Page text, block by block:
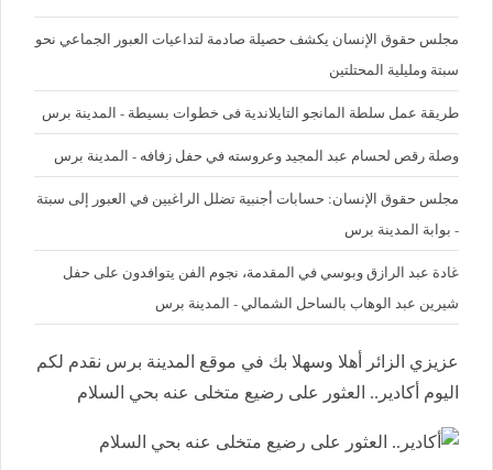
مجلس حقوق الإنسان يكشف حصيلة صادمة لتداعيات العبور الجماعي نحو
سبتة ومليلية المحتلتين
طريقة عمل سلطة المانجو التايلاندية فى خطوات بسيطة - المدينة برس
وصلة رقص لحسام عبد المجيد وعروسته في حفل زفافه - المدينة برس
مجلس حقوق الإنسان: حسابات أجنبية تضلل الراغبين في العبور إلى سبتة
- بوابة المدينة برس
غادة عبد الرازق وبوسي في المقدمة، نجوم الفن يتوافدون على حفل
شيرين عبد الوهاب بالساحل الشمالي - المدينة برس
عزيزي الزائر أهلا وسهلا بك في موقع المدينة برس نقدم لكم
اليوم أكادير.. العثور على رضيع متخلى عنه بحي السلام